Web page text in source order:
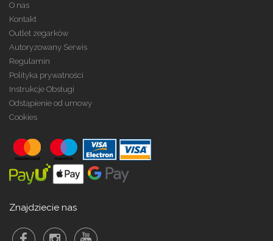
O nas
Kontakt
Outlet zegarków
Autoryzowany Serwis
Regulamin
Polityka prywatności
Instrukcje Obsługi
Odstąpienie od umowy
Cookies
Znajdziecie nas